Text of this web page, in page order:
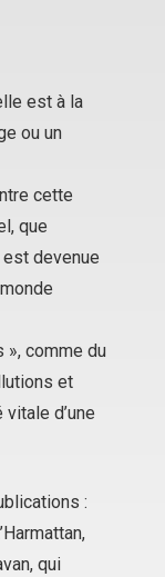
est à la
ou un
cette
que
est devenue
», comme du
et
d’une
:
qui